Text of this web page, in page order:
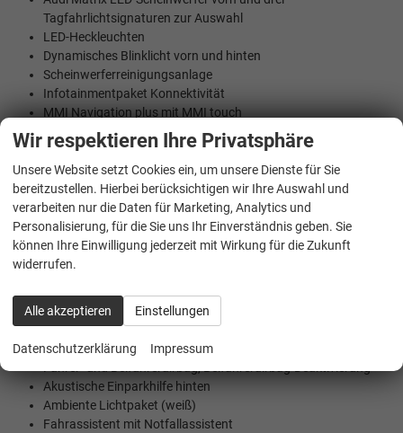
Tagfahrlichtsignaturen zur Auswahl
LED-Heckleuchten
Dynamisches Blinklicht vorn und hinten
Scheinwerferreinigungsanlage
Infotainmentpaket Konnektivität
MMI Navigation plus mit MMI touch
Audi virtual cockpit plus
Serie:
12 Jahre Karosserie-Garantie gegen Durchrostung
2 Jahre Garantie ohne Kilometerbegrenzung
3 Kopfstützen hinten
3 Jahre Lackgarantie
ABS mit Antiblockiersystem (ASR)
Seitenairbag vorn und Kopfairbag inklusive erweitertem
Airbagsystem zwischen den Vordersitzen
Fahrer- und Beifahrerairbag, Beifahrerairbag-Deaktivierung
Akustische Einparkhilfe hinten
Ambiente Lichtpaket (weiß)
Fahrassistent mit Notfallassistent
Wir respektieren Ihre Privatsphäre
Unsere Website setzt Cookies ein, um unsere Dienste für Sie
bereitzustellen. Hierbei berücksichtigen wir Ihre Auswahl und
verarbeiten nur die Daten für Marketing, Analytics und
Personalisierung, für die Sie uns Ihr Einverständnis geben. Sie
können Ihre Einwilligung jederzeit mit Wirkung für die Zukunft
widerrufen.
Alle akzeptieren Einstellungen
Datenschutzerklärung Impressum